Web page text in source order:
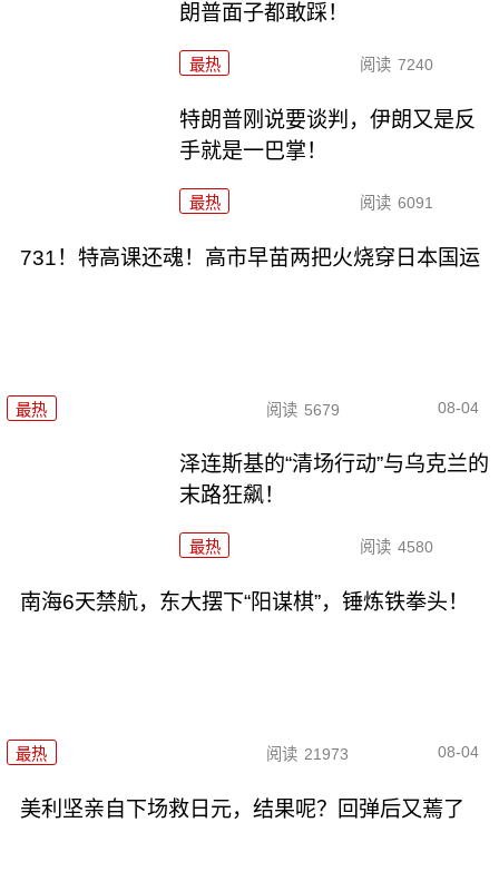
朗普面子都敢踩！
最热 阅读 7240
特朗普刚说要谈判，伊朗又是反
手就是一巴掌！
最热 阅读 6091
731！特高课还魂！高市早苗两把火烧穿日本国运
最热 阅读 5679 08-04
泽连斯基的“清场行动”与乌克兰的
末路狂飙！
最热 阅读 4580
南海6天禁航，东大摆下“阳谋棋”，锤炼铁拳头！
最热 阅读 21973 08-04
美利坚亲自下场救日元，结果呢？回弹后又蔫了